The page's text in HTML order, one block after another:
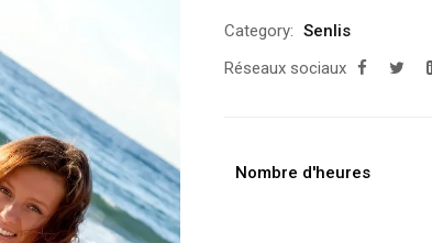
Category: Senlis
Réseaux sociaux
Nombre d'heures